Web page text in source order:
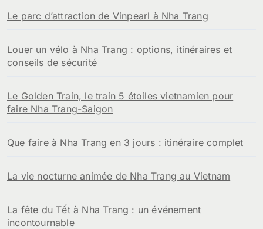
Le parc d’attraction de Vinpearl à Nha Trang
Louer un vélo à Nha Trang : options, itinéraires et
conseils de sécurité
Le Golden Train, le train 5 étoiles vietnamien pour
faire Nha Trang-Saigon
Que faire à Nha Trang en 3 jours : itinéraire complet
La vie nocturne animée de Nha Trang au Vietnam
La fête du Tết à Nha Trang : un événement
incontournable